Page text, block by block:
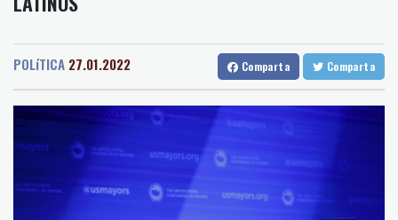
Medellin
Tegucigalpa
Havana
31 °C Puerto Rico
31 °C
Brasilia
Manaus
34 °C Rio de Janeiro
São Paulo
25 °C
Nava de la Asunción
ataques en una región petrolera
otra cepa del ébola
Arabia Saudita, Pakistán y Turquía firman un pacto de defensa
en medio de la tensión con Irán
México y Perú restablecen sus relaciones diplomáticas tras una
disputa por asilo
EEUU pierde empleos, un golpe a las afirmaciones de Trump
POLíTICA 27.01.2022 Comparta Comparta